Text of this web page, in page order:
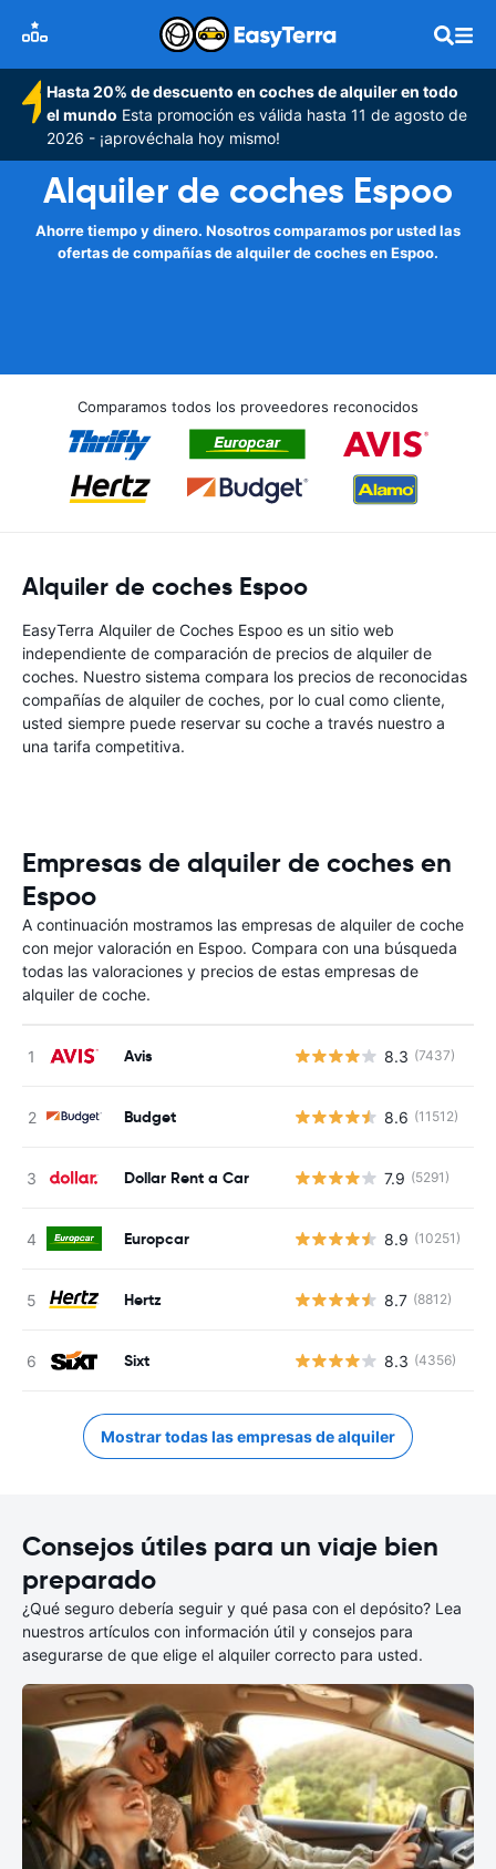
Hasta 20% de descuento en coches de alquiler en todo
el mundo Esta promoción es válida hasta 11 de agosto de
2026 - ¡aprovéchala hoy mismo!
Alquiler de coches Espoo
Ahorre tiempo y dinero. Nosotros comparamos por usted las
ofertas de compañías de alquiler de coches en Espoo.
Comparamos todos los proveedores reconocidos
Alquiler de coches Espoo
EasyTerra Alquiler de Coches Espoo es un sitio web
independiente de comparación de precios de alquiler de
coches. Nuestro sistema compara los precios de reconocidas
compañías de alquiler de coches, por lo cual como cliente,
usted siempre puede reservar su coche a través nuestro a
una tarifa competitiva.
Empresas de alquiler de coches en
Espoo
A continuación mostramos las empresas de alquiler de coche
con mejor valoración en Espoo. Compara con una búsqueda
todas las valoraciones y precios de estas empresas de
alquiler de coche.
Avis 8.3 (7437)
Budget 8.6 (11512)
Dollar Rent a Car 7.9 (5291)
Europcar 8.9 (10251)
Hertz 8.7 (8812)
Sixt 8.3 (4356)
Mostrar todas las empresas de alquiler
Consejos útiles para un viaje bien
preparado
¿Qué seguro debería seguir y qué pasa con el depósito? Lea
nuestros artículos con información útil y consejos para
asegurarse de que elige el alquiler correcto para usted.